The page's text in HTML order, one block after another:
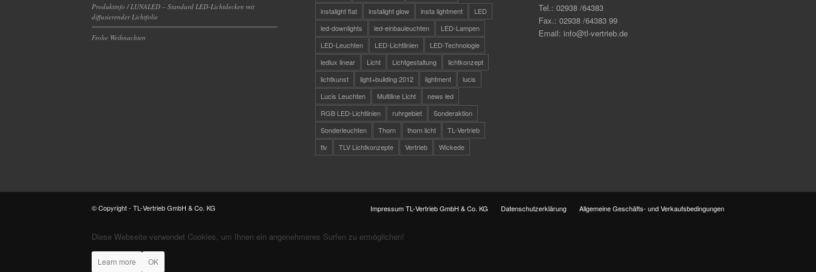
Produktinfo / LUNALED – Standard LED-Lichtdecken mit
diffusierender Lichtfolie
Frohe Weihnachten
instalight flat
instalight glow insta lightment
LED
led-downlights
led-einbauleuchten
LED-Lampen
LED-Leuchten
LED-Lichtlinien
LED-Technologie
ledlux linear
Licht Lichtgestaltung
lichtkonzept
lichtkunst
light+building 2012 lightment
lucis
Lucis Leuchten
Multiline Licht
news led
RGB LED-Lichtlinien
ruhrgebiet
Sonderaktion
Sonderleuchten
Thorn thorn licht
TL-Vertrieb
tlv
TLV Lichtkonzepte Vertrieb Wickede
Tel.: 02938 /64383
Fax.: 02938 /64383 99
Email: info@tl-vertrieb.de
© Copyright - TL-Vertrieb GmbH & Co. KG Impressum TL-Vertrieb GmbH & Co. KG Datenschutzerklärung Allgemeine Geschäfts- und Verkaufsbedingungen
Diese Webseite verwendet Cookies, um Ihnen ein angenehmeres Surfen zu ermöglichen!
Learn more OK